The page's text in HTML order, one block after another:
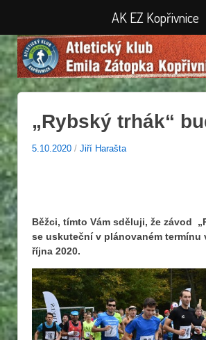
„Rybský trhák“
5.10.2020 / Jiří Harašta
Běžci, tímto Vám sděluji, že závod
se uskuteční v plánovaném termínu
října 2020.
AK EZ Kopřivnice